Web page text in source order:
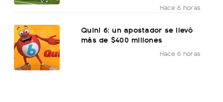
Hace 6 horas
Quini 6: un apostador se llevó
más de $400 millones
Hace 6 horas